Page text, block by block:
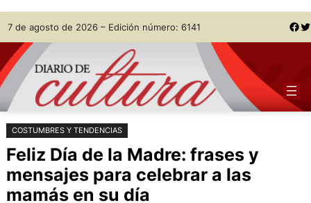
Saltar
al
contenido
Skip
to
content
7 de agosto de 2026 – Edición número: 6141 Facebook Twitter
COSTUMBRES Y TENDENCIAS
Feliz Día de la Madre: frases y
mensajes para celebrar a las
mamás en su día